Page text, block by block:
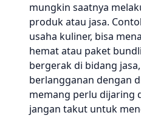
mungkin saatnya
produk atau jasa.
usaha kuliner, bisa
hemat atau paket
bergerak di bidang
berlangganan dengan
memang perlu dijaring
jangan takut untuk